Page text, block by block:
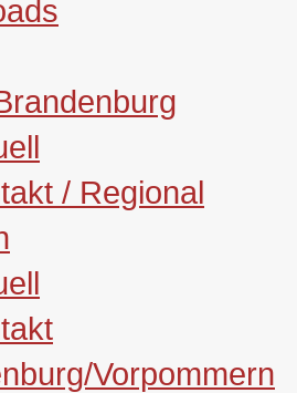
/ Regional
Vorpommern